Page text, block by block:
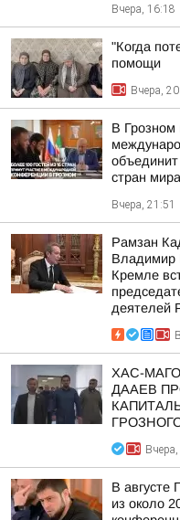
Вчера, 16:18
"Когда
помощи
Вчера,
В Грозном
объединит
стран мира
Вчера, 21:51
Рамзан
Владимир
Кремле
деятелей
ХАС-
ДААЕВ
В августе
из около